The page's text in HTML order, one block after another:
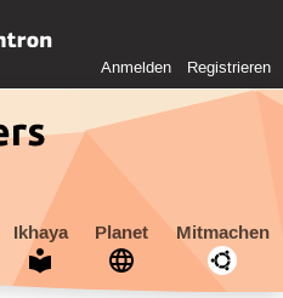
Anmelden Registrieren
Ikhaya Planet Mitmachen